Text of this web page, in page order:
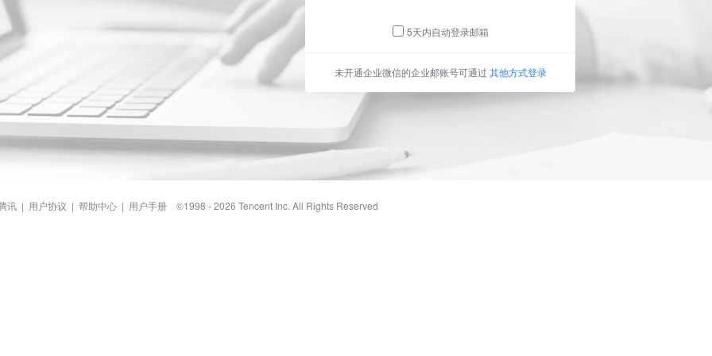
5天内自动登录邮箱
未开通企业微信的企业邮账号可通过 其他方式登录
讯 | 用户协议 | 帮助中心 | 用户手册©1998 - 2026 Tencent Inc. All Rights Reserved